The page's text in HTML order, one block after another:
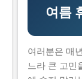
는 과정이 너
니다. 하지만
금을 마련할
문에 이 글에
합격한 사람
여름
여러분은 매
느라 큰 고민